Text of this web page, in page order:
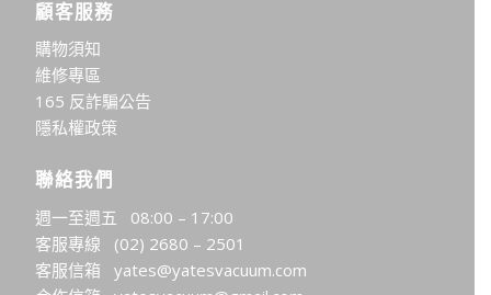
顧客服務
購物須知
維修專區
165 反詐騙公告
隱私權政策
聯絡我們
週一至週五 08:00 – 17:00
客服專線 (02) 2680 – 2501
客服信箱yates@yatesvacuum.com